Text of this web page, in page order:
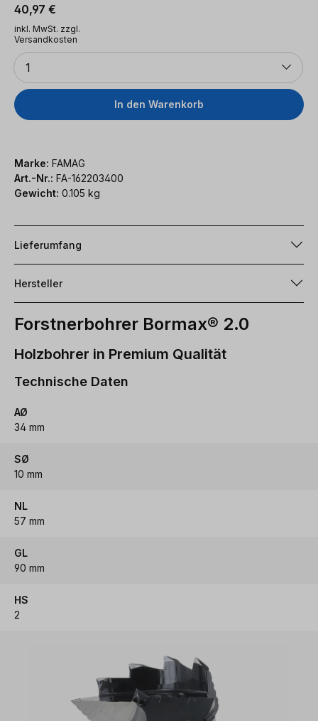
Regulärer Preis:
40,97 €
inkl. MwSt. zzgl.
Versandkosten
Anzahl
1
In den Warenkorb
Marke: FAMAG
Art.-Nr.: FA-162203400
Gewicht: 0.105 kg
Lieferumfang
Hersteller
Forstnerbohrer Bormax® 2.0
Holzbohrer in Premium Qualität
Technische Daten
AØ
34 mm
SØ
10 mm
NL
57 mm
GL
90 mm
HS
2